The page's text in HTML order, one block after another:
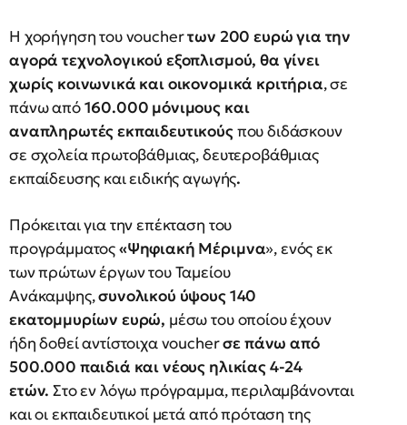
Η χορήγηση του voucherτων 200 ευρώ για την
αγορά τεχνολογικού εξοπλισμού, θα γίνει
χωρίς κοινωνικά και οικονομικά κριτήρια, σε
πάνω από160.000 μόνιμους και
αναπληρωτές εκπαιδευτικούςπου διδάσκουν
σε σχολεία πρωτοβάθμιας, δευτεροβάθμιας
εκπαίδευσης και ειδικής αγωγής.
Πρόκειται για την επέκταση του
προγράμματος«Ψηφιακή Μέριμνα», ενός εκ
των πρώτων έργων του Ταμείου
Ανάκαμψης,συνολικού ύψους 140
εκατομμυρίων ευρώ, μέσω του οποίου έχουν
ήδη δοθεί αντίστοιχα voucherσε πάνω από
500.000 παιδιά και νέους ηλικίας 4-24
ετών.Στο εν λόγω πρόγραμμα, περιλαμβάνονται
και οι εκπαιδευτικοί μετά από πρόταση της